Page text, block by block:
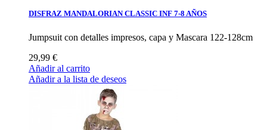
DISFRAZ MANDALORIAN CLASSIC INF 7-8 AÑOS
Jumpsuit con detalles impresos, capa y Mascara 122-128cm
29,99 €
Añadir al carrito
Añadir a la lista de deseos